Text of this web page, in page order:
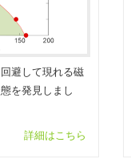
避して現れる磁
を発見しまし
詳細はこちら